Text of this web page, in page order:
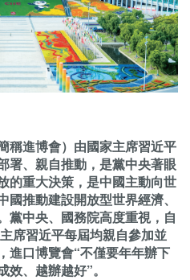
稱進博會）由國家主席習近平
署、親自推動，是黨中央著眼
的重大決策，是中國主動向世
推動建設開放型世界經濟、
黨中央、國務院高度重視，自
席習近平每屆均親自參加並
進口博覽會“不僅要年年辦下
、越辦越好”。